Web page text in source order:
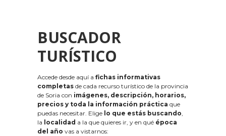
BUSCADOR
TURÍSTICO
Accede desde aquí a fichas informativas
completas de cada recurso turístico de la provincia
de Soria con imágenes, descripción, horarios,
precios y toda la información práctica que
puedas necesitar. Elige lo que estás buscando,
la localidad a la que quieres ir, y en qué época
del año vas a vistarnos: